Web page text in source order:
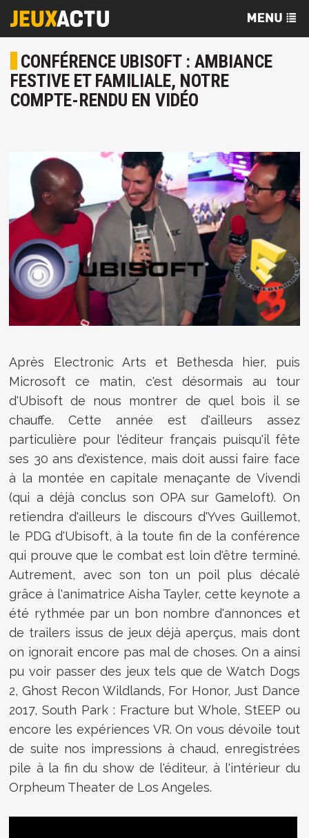
CONFÉRENCE UBISOFT : AMBIANCE
FESTIVE ET FAMILIALE, NOTRE
COMPTE-RENDU EN VIDÉO
Après Electronic Arts et Bethesda hier, puis
Microsoft ce matin, c'est désormais au tour
d'Ubisoft de nous montrer de quel bois il se
chauffe. Cette année est d'ailleurs assez
particulière pour l'éditeur français puisqu'il fête
ses 30 ans d'existence, mais doit aussi faire face
à la montée en capitale menaçante de Vivendi
(qui a déjà conclus son OPA sur Gameloft). On
retiendra d'ailleurs le discours d'Yves Guillemot,
le PDG d'Ubisoft, à la toute fin de la conférence
qui prouve que le combat est loin d'être terminé.
Autrement, avec son ton un poil plus décalé
grâce à l'animatrice Aisha Tayler, cette keynote a
été rythmée par un bon nombre d'annonces et
de trailers issus de jeux déjà aperçus, mais dont
on ignorait encore pas mal de choses. On a ainsi
pu voir passer des jeux tels que de Watch Dogs
2, Ghost Recon Wildlands, For Honor, Just Dance
2017, South Park : Fracture but Whole, StEEP ou
encore les expériences VR. On vous dévoile tout
de suite nos impressions à chaud, enregistrées
pile à la fin du show de l'éditeur, à l'intérieur du
Orpheum Theater de Los Angeles.